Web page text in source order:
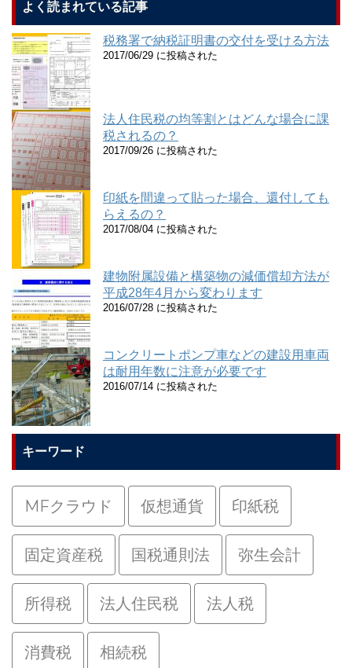
よく読まれている記事
税務署で納税証明書の交付を受ける方法
2017/06/29 に投稿された
法人住民税の均等割とはどんな場合に課
税されるの？
2017/09/26 に投稿された
印紙を間違って貼った場合、還付しても
らえるの？
2017/08/04 に投稿された
建物附属設備と構築物の減価償却方法が
平成28年4月から変わります
2016/07/28 に投稿された
コンクリートポンプ車などの建設用車両
は耐用年数に注意が必要です
2016/07/14 に投稿された
キーワード
MFクラウド 仮想通貨 印紙税
固定資産税 国税通則法 弥生会計
所得税 法人住民税 法人税
消費税 相続税